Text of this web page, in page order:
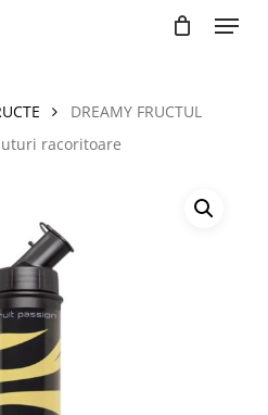
Menu
DREAMY FRUCTUL
racoritoare